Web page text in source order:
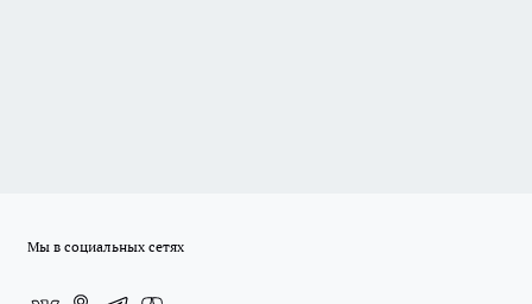
Мы в социальных сетях